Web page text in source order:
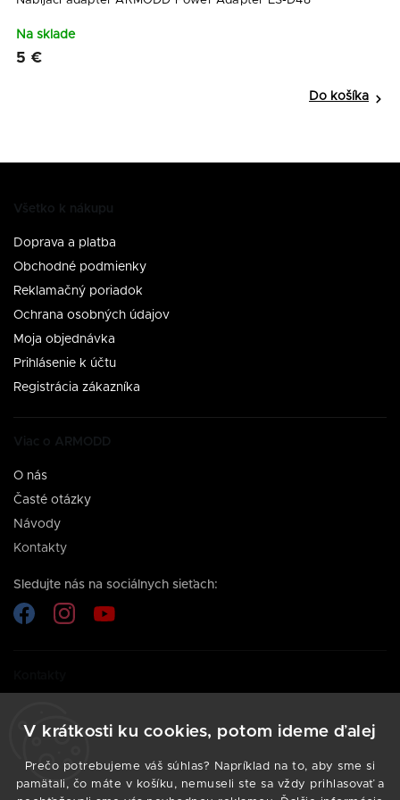
V krátkosti ku cookies, potom ideme ďalej
Prečo potrebujeme váš súhlas? Napríklad na to, aby sme si
pamätali, čo máte v košíku, nemuseli ste sa vždy prihlasovať a
Na sklade
5 €
Do košíka
Všetko k nákupu
Doprava a platba
Obchodné podmienky
Reklamačný poriadok
Ochrana osobných údajov
Moja objednávka
Prihlásenie k účtu
Registrácia zákazníka
Viac o ARMODD
O nás
Časté otázky
Návody
Kontakty
Sledujte nás na sociálnych sieťach:
Kontaktujte nás, sme tu pre vás.